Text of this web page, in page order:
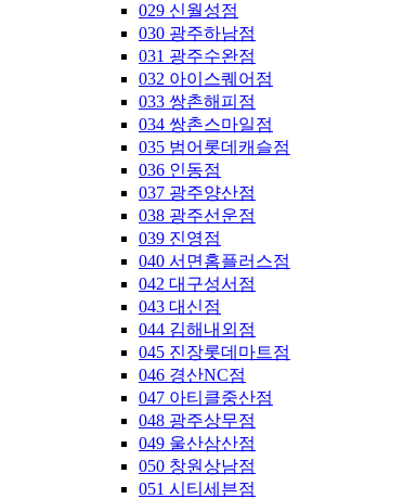
029 신월성점
030 광주하남점
031 광주수완점
032 아이스퀘어점
033 쌍촌해피점
034 쌍촌스마일점
035 범어롯데캐슬점
036 인동점
037 광주양산점
038 광주선운점
039 진영점
040 서면홈플러스점
042 대구성서점
043 대신점
044 김해내외점
045 진장롯데마트점
046 경산NC점
047 아티클중산점
048 광주상무점
049 울산삼산점
050 창원상남점
051 시티세븐점